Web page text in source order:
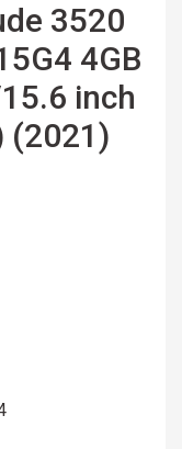
3520
4GB
inch
(2021)